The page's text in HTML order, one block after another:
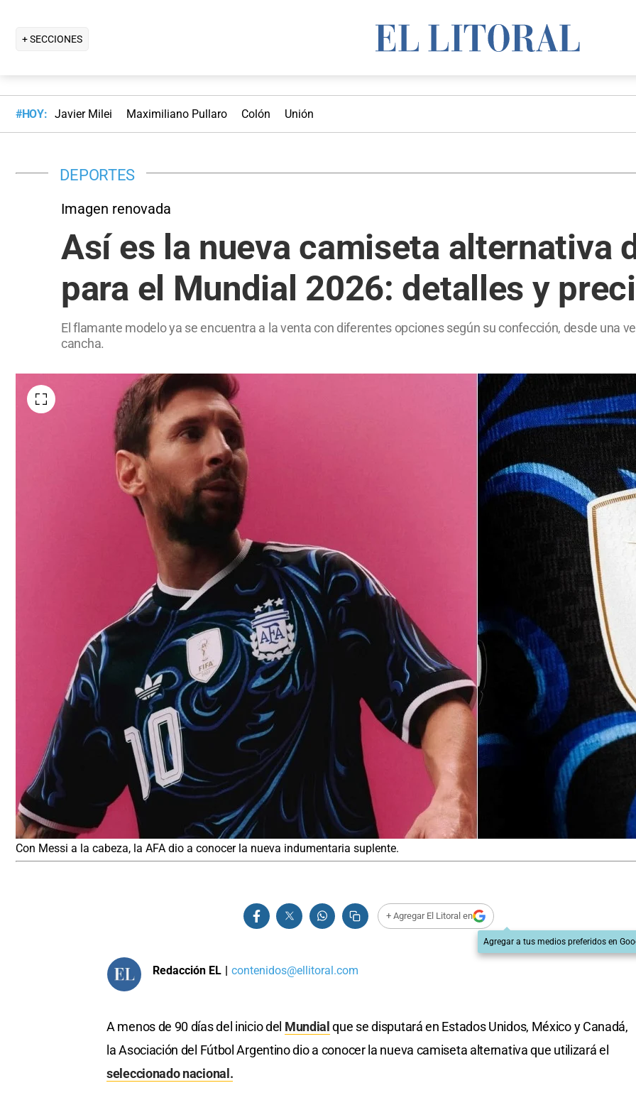
+ SECCIONES
#HOY: Javier Milei Maximiliano Pullaro Colón Unión
DEPORTES
Imagen renovada
Así es la nueva camiseta alternativa
para el Mundial 2026: detalles y
El flamante modelo ya se encuentra a la venta con diferentes opciones según su confección, desde una
cancha.
Con Messi a la cabeza, la AFA dio a conocer la nueva indumentaria suplente.
+ Agregar El Litoral en
Agregar a tus medios preferidos en
Redacción EL | contenidos@ellitoral.com
A menos de 90 días del inicio del Mundial que se disputará en Estados Unidos, México y Canadá,
la Asociación del Fútbol Argentino dio a conocer la nueva camiseta alternativa que utilizará el
seleccionado nacional.